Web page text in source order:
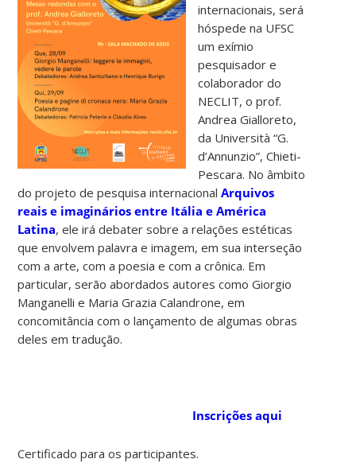
internacionais, será
hóspede na UFSC
um exímio
pesquisador e
colaborador do
NECLIT, o prof.
Andrea Gialloreto,
da Università “G.
d’Annunzio”, Chieti-
Pescara. No âmbito
do projeto de pesquisa internacionalArquivos
reais e imaginários entre Itália e América
Latina, ele irá debater sobre a relações estéticas
que envolvem palavra e imagem, em sua interseção
com a arte, com a poesia e com a crônica. Em
particular, serão abordados autores como Giorgio
Manganelli e Maria Grazia Calandrone, em
concomitância com o lançamento de algumas obras
deles em tradução.
Inscrições aqui
Certificado para os participantes.